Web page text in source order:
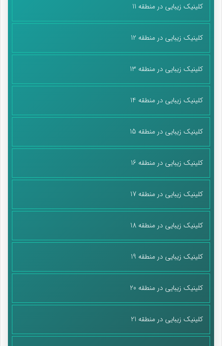
کلینیک زیبایی در منطقه 11
کلینیک زیبایی در منطقه 12
کلینیک زیبایی در منطقه 13
کلینیک زیبایی در منطقه 14
کلینیک زیبایی در منطقه 15
کلینیک زیبایی در منطقه 16
کلینیک زیبایی در منطقه 17
کلینیک زیبایی در منطقه 18
کلینیک زیبایی در منطقه 19
کلینیک زیبایی در منطقه 20
کلینیک زیبایی در منطقه 21